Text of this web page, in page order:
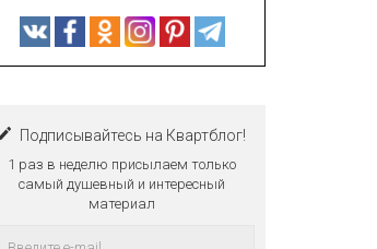
Подписывайтесь на Квартблог!
1 раз в неделю присылаем только
самый душевный и интересный
материал